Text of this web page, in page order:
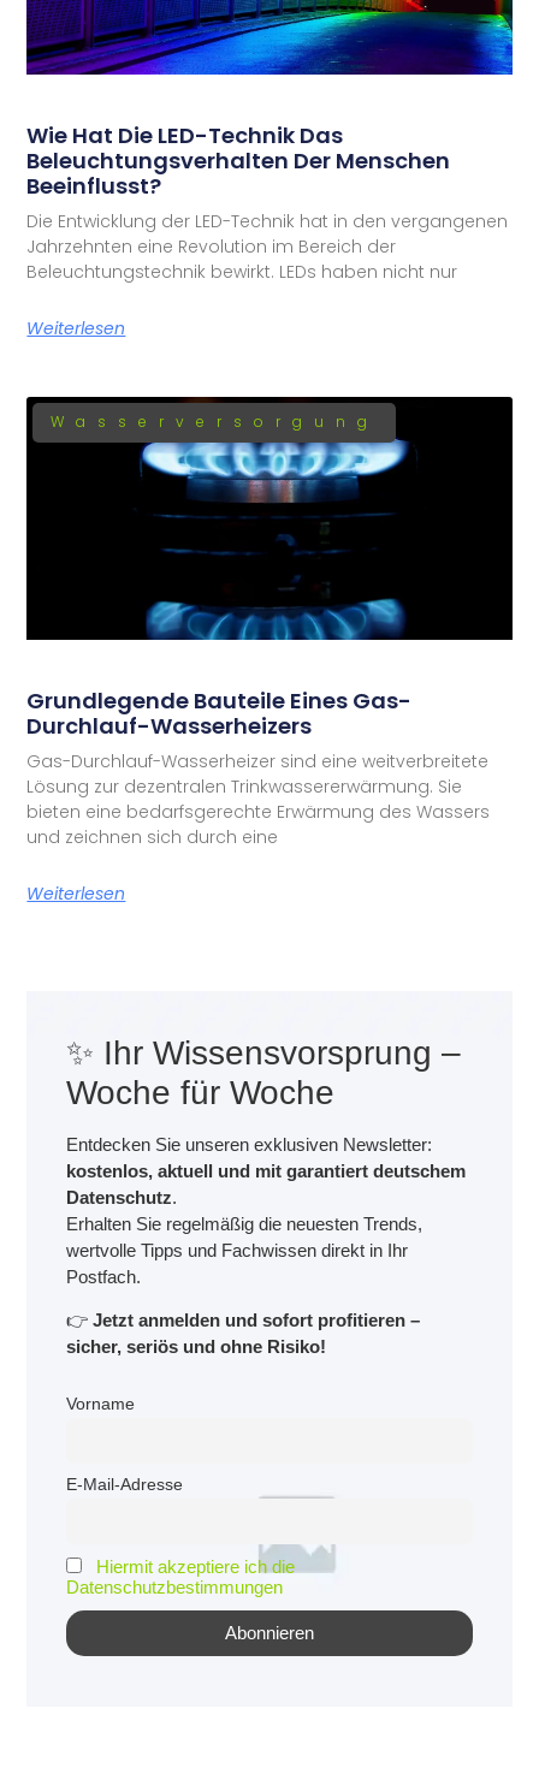
Wie Hat Die LED-Technik Das
Beleuchtungsverhalten Der Menschen
Beeinflusst?
Die Entwicklung der LED-Technik hat in den vergangenen
Jahrzehnten eine Revolution im Bereich der
Beleuchtungstechnik bewirkt. LEDs haben nicht nur
Weiterlesen
Wasserversorgung
Grundlegende Bauteile Eines Gas-
Durchlauf-Wasserheizers
Gas-Durchlauf-Wasserheizer sind eine weitverbreitete
Lösung zur dezentralen Trinkwassererwärmung. Sie
bieten eine bedarfsgerechte Erwärmung des Wassers
und zeichnen sich durch eine
Weiterlesen
✨ Ihr Wissensvorsprung –
Woche für Woche
Entdecken Sie unseren exklusiven Newsletter:
kostenlos, aktuell und mit garantiert deutschem
Datenschutz.
Erhalten Sie regelmäßig die neuesten Trends,
wertvolle Tipps und Fachwissen direkt in Ihr
Postfach.
👉 Jetzt anmelden und sofort profitieren –
sicher, seriös und ohne Risiko!
Vorname
E-Mail-Adresse
Hiermit akzeptiere ich die
Datenschutzbestimmungen